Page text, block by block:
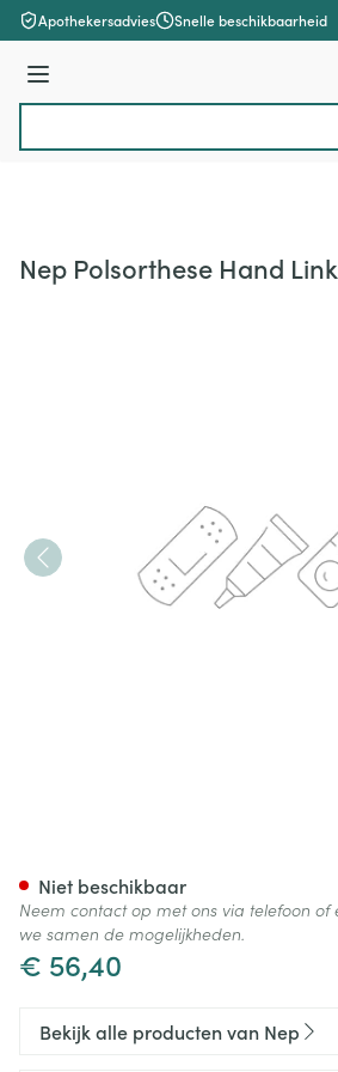
Ga naar de inhoud
Apothekersadvies Snelle beschikbaarheid
Menu
Nep Polsorthese Hand
€ 56,40
Niet beschikbaar
Neem contact op met ons via telefoon
we samen de mogelijkheden.
Bekijk alle producten van Nep